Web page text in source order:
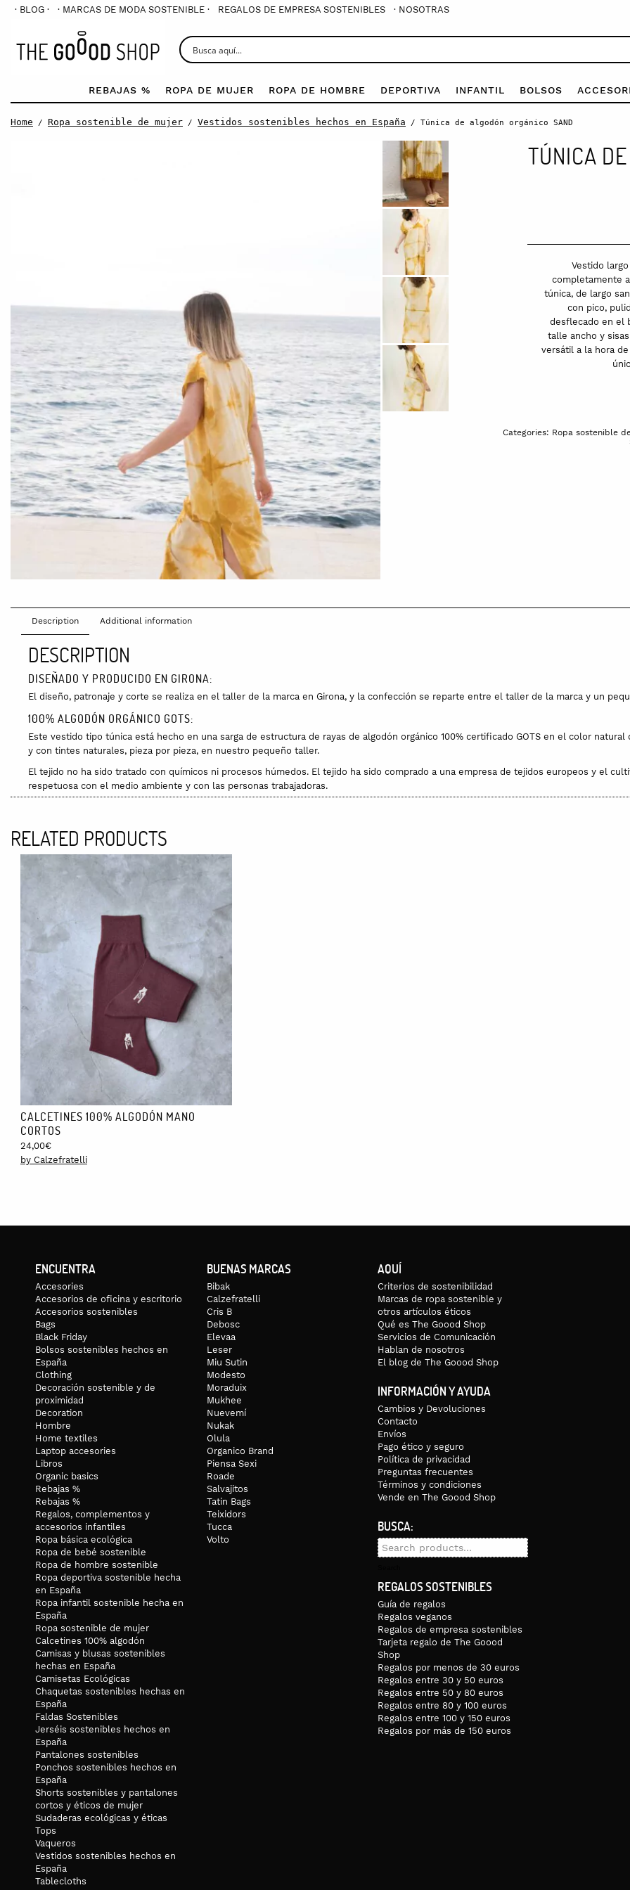
· BLOG · · MARCAS DE MODA SOSTENIBLE · REGALOS DE EMPRESA SOSTENIBLES · NOSOTRAS
REBAJAS % ROPA DE MUJER ROPA DE HOMBRE DEPORTIVA INFANTIL BOLSOS
Home / Ropa sostenible de mujer / Vestidos sostenibles hechos en España / Túnica de algodón orgánico SAND
TÚNICA
Vestido
completamente
túnica, de largo
con pico,
desflecado en el
talle ancho y
versátil a la hora
Categories: Ropa sostenible
Description Additional information
DESCRIPTION
DISEÑADO Y PRODUCIDO EN GIRONA:
El diseño, patronaje y corte se realiza en el taller de la marca en Girona, y la confección se reparte entre el taller de la marca y un
100% ALGODÓN ORGÁNICO GOTS:
Este vestido tipo túnica está hecho en una sarga de estructura de rayas de algodón orgánico 100% certificado GOTS en el color
y con tintes naturales, pieza por pieza, en nuestro pequeño taller.
El tejido no ha sido tratado con químicos ni procesos húmedos. El tejido ha sido comprado a una empresa de tejidos europeos y el
respetuosa con el medio ambiente y con las personas trabajadoras.
De volumen oversized y escote en pico, con bajo desflecado a mano y aberturas laterales para promover el movimiento natural del
cuerpos.
El tejido de algodón orgánico es cómodo, fresco y de peso medio. con un toque de plancha estará lista para ser usada.
We are earth, wear the earth.
Somos tierra, somos naturaleza, ¿por qué no vestir acorde a ella?
Los atardeceres, el sonido del mar, los bosques de pinos, la brisa moviendo las hojas, la luz del sol, los campos de flores… Esa es la
mediterráneo. Prendas de materiales naturales, cómodas, frescas, versátiles y de calidad para que te acompañen durante mucho
SOSTENIBILIDAD:
Diseñada y producida en Girona, España. Toda la producción de la marca es local. La fabricación local evita emisiones de CO2, ya que
Esta prenda ha sido confeccionada con algodón orgánico con certificado GOTS. Todos los tejidos que utiliza la marca son de
ética laboral, su respeto al medioambiente y su trazabilidad. Una vez recibidos, la propia marca se ocupa de controlar y garantizar la
Esta prenda se ha tintado de manera sostenible. Se hace en dos procesos: mordentado y tintado. Se han utilizado tintes naturales y
humano y el medioambiente lo más posible.
El proceso de tintado es totalmente artesanal, se tinta pieza por pieza en tintura por reserva, por eso cada prenda es única y tiene un
Trazabilidad: la marca sabe y controla por qué pasos y qué personas intervienen en la cadena de producción en todo momento.
Circularidad: se aprovechan los restos de tejido de corte para hacer coleteros o tote bags.
restos de tintes.
TALLA ÚNICA:
Talla única S/M. Equivale a una talla 36-40 EU. Su peso aproximado es de 200 g. Y el largo total: 128cm y ancho total: 61cm.
ENVÍOS:
Los envíos se preparan en un máximo de 48h laborables desde la recepción del pedido. La entrega se realiza en 2-4 días laborables.
laborables. Los envíos a Europa en 4-11 días laborables.
RELATED PRODUCTS
CALCETINES 100% ALGODÓN MANO
CORTOS
24,00€
by Calzefratelli
ENCUENTRA
Accesories
Accesorios de oficina y escritorio
Accesorios sostenibles
Bags
Black Friday
Bolsos sostenibles hechos en
España
Clothing
Decoración sostenible y de
proximidad
Decoration
Hombre
Home textiles
Laptop accesories
Libros
Organic basics
Rebajas %
Rebajas %
Regalos, complementos y
accesorios infantiles
Ropa básica ecológica
Ropa de bebé sostenible
Ropa de hombre sostenible
Ropa deportiva sostenible hecha
en España
Ropa infantil sostenible hecha en
España
Ropa sostenible de mujer
Calcetines 100% algodón
Camisas y blusas sostenibles
hechas en España
Camisetas Ecológicas
Chaquetas sostenibles hechas en
España
Faldas Sostenibles
Jerséis sostenibles hechos en
España
Pantalones sostenibles
Ponchos sostenibles hechos en
España
Shorts sostenibles y pantalones
cortos y éticos de mujer
Sudaderas ecológicas y éticas
Tops
Vaqueros
Vestidos sostenibles hechos en
España
Tablecloths
BUENAS MARCAS
Bibak
Calzefratelli
Cris B
Debosc
Elevaa
Leser
Miu Sutin
Modesto
Moraduix
Mukhee
Nuevemí
Nukak
Olula
Organico Brand
Piensa Sexi
Roade
Salvajitos
Tatin Bags
Teixidors
Tucca
Volto
AQUÍ
Criterios de sostenibilidad
Marcas de ropa sostenible y
otros artículos éticos
Qué es The Goood Shop
Servicios de Comunicación
Hablan de nosotros
El blog de The Goood Shop
INFORMACIÓN Y AYUDA
Cambios y Devoluciones
Contacto
Envíos
Pago ético y seguro
Política de privacidad
Preguntas frecuentes
Términos y condiciones
Vende en The Goood Shop
BUSCA:
Search
REGALOS SOSTENIBLES
Guía de regalos
Regalos veganos
Regalos de empresa sostenibles
Tarjeta regalo de The Goood
Shop
Regalos por menos de 30 euros
Regalos entre 30 y 50 euros
Regalos entre 50 y 80 euros
Regalos entre 80 y 100 euros
Regalos entre 100 y 150 euros
Regalos por más de 150 euros